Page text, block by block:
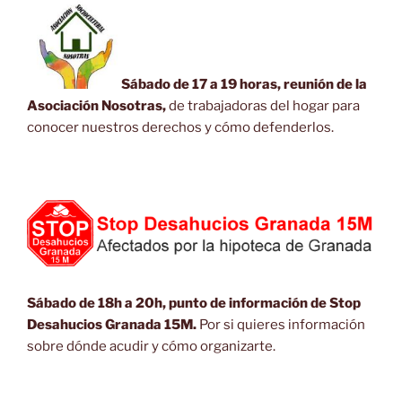
Sábado de 17 a 19 horas, reunión de la
Asociación Nosotras,de trabajadoras del hogar para
conocer nuestros derechos y cómo defenderlos.
Sábado de 18h a 20h, punto de información de Stop
Desahucios Granada 15M. Por si quieres información
sobre dónde acudir y cómo organizarte.